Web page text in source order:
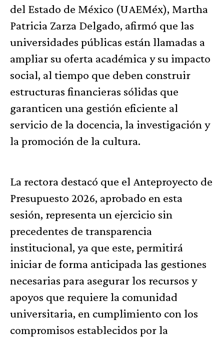
del Estado de México (UAEMéx), Martha
Patricia Zarza Delgado, afirmó que las
universidades públicas están llamadas a
ampliar su oferta académica y su impacto
social, al tiempo que deben construir
estructuras financieras sólidas que
garanticen una gestión eficiente al
servicio de la docencia, la investigación y
la promoción de la cultura.
La rectora destacó que el Anteproyecto de
Presupuesto 2026, aprobado en esta
sesión, representa un ejercicio sin
precedentes de transparencia
institucional, ya que este, permitirá
iniciar de forma anticipada las gestiones
necesarias para asegurar los recursos y
apoyos que requiere la comunidad
universitaria, en cumplimiento con los
compromisos establecidos por la